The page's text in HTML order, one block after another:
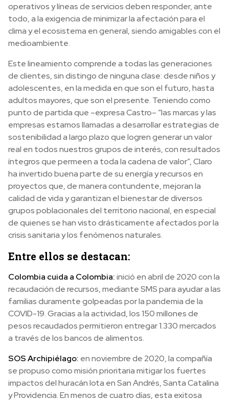
operativos y líneas de servicios deben responder, ante
todo, a la exigencia de minimizar la afectación para el
clima y el ecosistema en general, siendo amigables con el
medioambiente.
Este lineamiento comprende a todas las generaciones
de clientes, sin distingo de ninguna clase: desde niños y
adolescentes, en la medida en que son el futuro, hasta
adultos mayores, que son el presente. Teniendo como
punto de partida que –expresa Castro– “las marcas y las
empresas estamos llamadas a desarrollar estrategias de
sostenibilidad a largo plazo que logren generar un valor
real en todos nuestros grupos de interés, con resultados
íntegros que permeen a toda la cadena de valor”, Claro
ha invertido buena parte de su energía y recursos en
proyectos que, de manera contundente, mejoran la
calidad de vida y garantizan el bienestar de diversos
grupos poblacionales del territorio nacional, en especial
de quienes se han visto drásticamente afectados por la
crisis sanitaria y los fenómenos naturales.
Entre ellos se destacan:
Colombia cuida a Colombia:inició en abril de 2020 con la
recaudación de recursos, mediante SMS para ayudar a las
familias duramente golpeadas por la pandemia de la
COVID-19. Gracias a la actividad, los 150 millones de
pesos recaudados permitieron entregar 1.330 mercados
a través de los bancos de alimentos.
SOS Archipiélago: en noviembre de 2020, la compañía
se propuso como misión prioritaria mitigar los fuertes
impactos del huracán Iota en San Andrés, Santa Catalina
y Providencia. En menos de cuatro días, esta exitosa